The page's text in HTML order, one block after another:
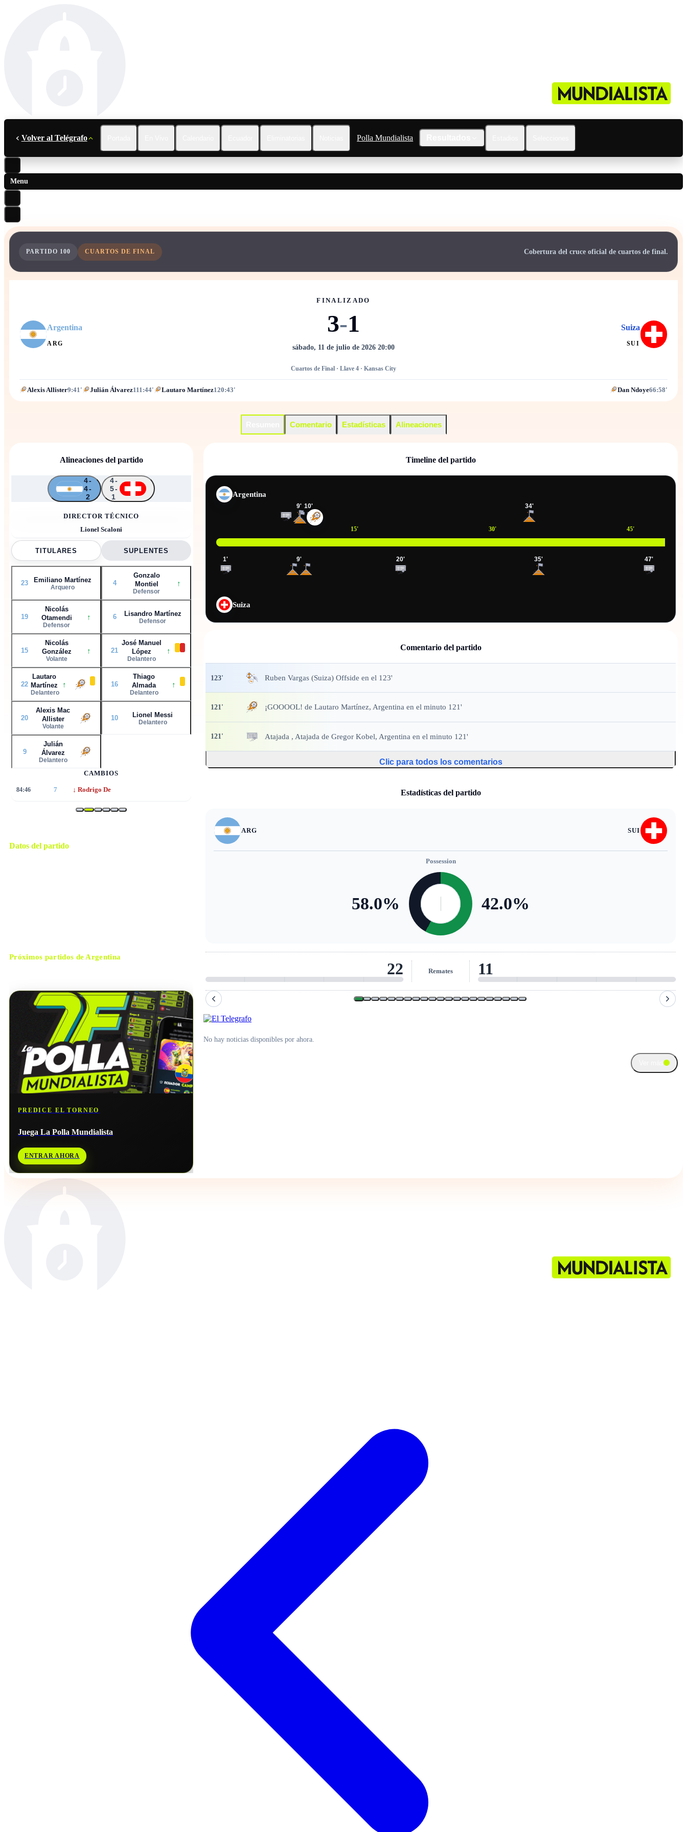
Volver al Telégrafo Polla Mundialista
Menu
PARTIDO 100 CUARTOS DE FINAL Cobertura del cruce oficial de cuartos de final.
Argentina
ARG
FINALIZADO
3-1
sábado, 11 de julio de 2026 20:00
Cuartos de Final · Llave 4 · Kansas City
Suiza
SUI
Alexis Allister9:41' Julián Álvarez111:44' Lautaro Martínez120:43' Dan Ndoye66:58'
Comentario Estadísticas Alineaciones
Alineaciones del partido
4-
4-
2
4-
5-
1
↑ ↑
↑
↑
↑
DIRECTOR TÉCNICO
Lionel Scaloni
TITULARES SUPLENTES
23 Emiliano Martínez
Arquero
4
Gonzalo
Montiel
Defensor
↑
19
Nicolás
Otamendi
Defensor
↑ 6 Lisandro Martínez
Defensor
15
Nicolás
González
Volante
↑ 21
José Manuel
López
Delantero
↑
22
Lautaro
Martínez
Delantero
↑ 16
Thiago
Almada
Delantero
↑
20
Alexis Mac
Allister
Volante
10 Lionel Messi
Delantero
9
Julián
Álvarez
Delantero
CAMBIOS
84:46 7 ↓ Rodrigo De
Datos del partido
Próximos partidos de Argentina
PREDICE EL TORNEO
Juega La Polla Mundialista
ENTRAR AHORA
Timeline del partido
Argentina
15' 30' 45'
1' 9'
9' 10'
20'
34'
35' 47'
Suiza
Comentario del partido
123' Ruben Vargas (Suiza) Offside en el 123'
121' ¡GOOOOL! de Lautaro Martínez, Argentina en el minuto 121'
121' Atajada , Atajada de Gregor Kobel, Argentina en el minuto 121'
Clic para todos los comentarios
Estadísticas del partido
ARG SUI
Possession
58.0% 42.0%
22 Remates 11
No hay noticias disponibles por ahora.